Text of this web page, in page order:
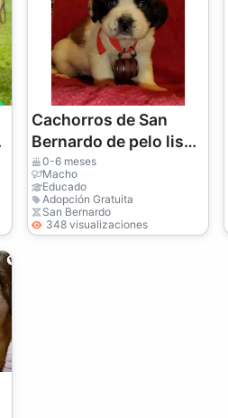
Cachorros de San
Bernardo de pelo liso
y áspero
0-6 meses
Macho
Educado
Adopción Gratuita
San Bernardo
348 visualizaciones